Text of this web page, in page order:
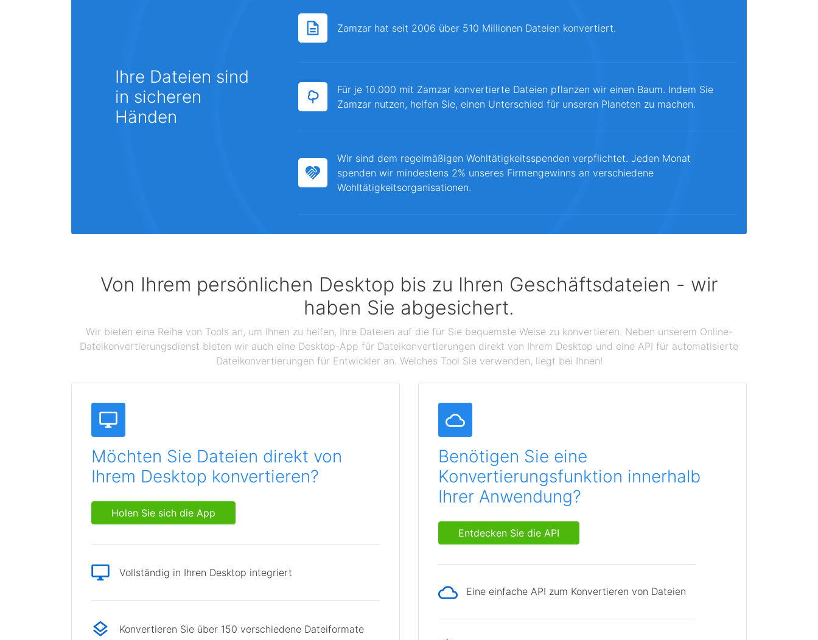
Ihre Dateien sind
in sicheren
Händen
Zamzar hat seit 2006 über 510 Millionen Dateien konvertiert.
Für je 10.000 mit Zamzar konvertierte Dateien pflanzen wir einen Baum. Indem Sie
Zamzar nutzen, helfen Sie, einen Unterschied für unseren Planeten zu machen.
Wir sind dem regelmäßigen Wohltätigkeitsspenden verpflichtet. Jeden Monat
spenden wir mindestens 2% unseres Firmengewinns an verschiedene
Wohltätigkeitsorganisationen.
Von Ihrem persönlichen Desktop bis zu Ihren Geschäftsdateien - wir
haben Sie abgesichert.
Wir bieten eine Reihe von Tools an, um Ihnen zu helfen, Ihre Dateien auf die für Sie bequemste Weise zu konvertieren. Neben unserem Online-
Dateikonvertierungsdienst bieten wir auch eine Desktop-App für Dateikonvertierungen direkt von Ihrem Desktop und eine API für automatisierte
Dateikonvertierungen für Entwickler an. Welches Tool Sie verwenden, liegt bei Ihnen!
Möchten Sie Dateien direkt von
Ihrem Desktop konvertieren?
Holen Sie sich die App
Vollständig in Ihren Desktop integriert
Konvertieren Sie über 150 verschiedene Dateiformate
Benötigen Sie eine
Konvertierungsfunktion innerhalb
Ihrer Anwendung?
Entdecken Sie die API
Eine einfache API zum Konvertieren von Dateien